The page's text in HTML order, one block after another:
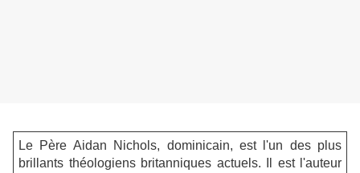
Le Père Aidan Nichols, dominicain, est l'un des plus
brillants théologiens britanniques actuels. Il est l'auteur